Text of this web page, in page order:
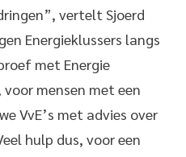
vertelt Sjoerd
Energieklussers langs
met Energie
mensen met een
VvE’s met advies over
hulp dus, voor een